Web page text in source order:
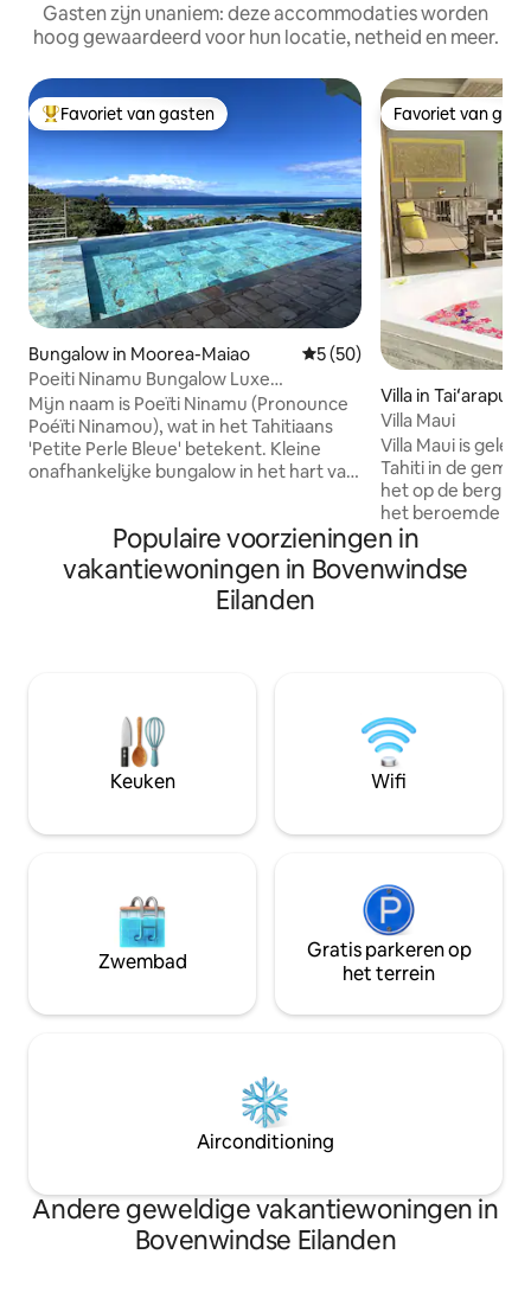
Gasten zijn unaniem: deze accommodaties worden
hoog gewaardeerd voor hun locatie, netheid en meer.
Topfavoriet van gasten
Favoriet van gasten
Bungalow in Moorea-Maiao Gemiddelde beoordeling
5 (50)
Poeiti Ninamu Bungalow Luxe
Uitzonderlijk uitzicht
Mijn naam is Poeïti Ninamu (Pronounce
Poéïti Ninamou), wat in het Tahitiaans
'Petite Perle Bleue' betekent. Kleine
onafhankelijke bungalow in het hart van
lagune, de oceaan en het eiland Tahiti. Ik
word regelmatig opgejaagd door de
passaatwind en mijn zonsopgangen zijn
onvergetelijk. Een van mijn
Favoriet van
Favoriet van
Villa in Taiʻarapu-
Villa Maui
Villa Maui is
Tahiti in de
het op de
het beroemde
'La plage de Maui'
biedt een
de oceaan en in
jou. De beste
kijken tijdens het
Populaire voorzieningen in
vakantiewoningen in Bovenwindse
Eilanden
Keuken Wifi
Zwembad
Gratis parkeren op
het terrein
Airconditioning
Andere geweldige vakantiewoningen in
Bovenwindse Eilanden